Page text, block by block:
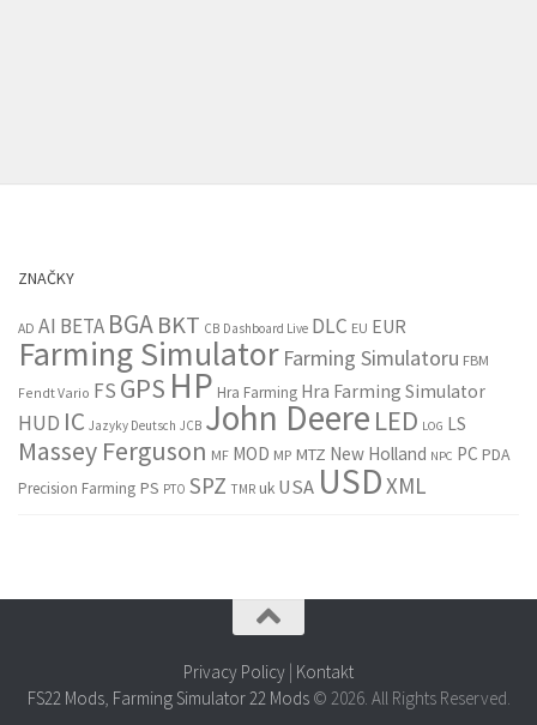
ZNAČKY
AD AI BETA BGABKT CB Dashboard Live DLC EU EUR
Farming Simulator Farming Simulatoru FBM
Fendt Vario FS GPS HP Hra Farming Hra Farming Simulator
HUD IC Jazyky Deutsch JCB John Deere LED LOG LS
Massey Ferguson MF MOD MP MTZ New Holland NPC PC PDA
Precision Farming PS PTO SPZ TMR uk USA USDXML
Privacy Policy Kontakt
FS22 Mods, Farming Simulator 22 Mods© 2026. All Rights Reserved.